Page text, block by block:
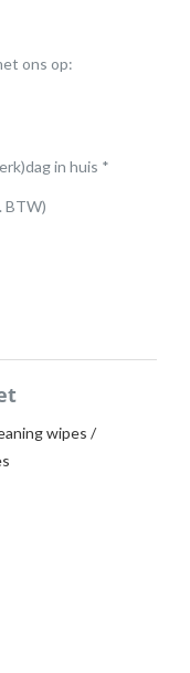
wipes /
ons op:
in huis *
BTW)